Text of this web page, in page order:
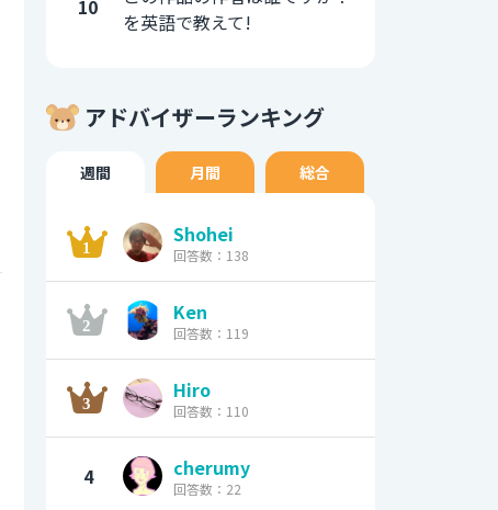
10
を英語で教えて!
アドバイザーランキング
週間 月間 総合
Shohei
回答数：138
Ken
回答数：119
Hiro
回答数：110
4 cherumy
回答数：22